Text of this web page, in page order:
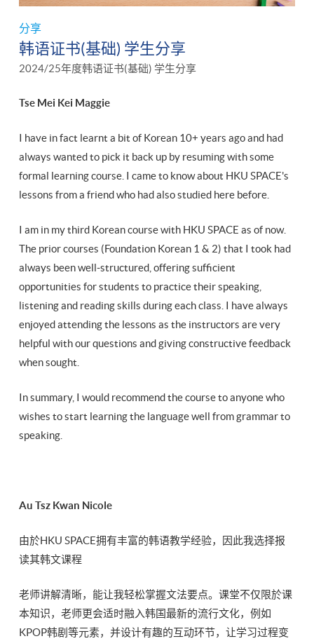
分享
韩语证书(基础) 学生分享
2024/25年度韩语证书(基础) 学生分享
Tse Mei Kei Maggie
I have in fact learnt a bit of Korean 10+ years ago and had
always wanted to pick it back up by resuming with some
formal learning course. I came to know about HKU SPACE's
lessons from a friend who had also studied here before.
I am in my third Korean course with HKU SPACE as of now.
The prior courses (Foundation Korean 1 & 2) that I took had
always been well-structured, offering sufficient
opportunities for students to practice their speaking,
listening and reading skills during each class. I have always
enjoyed attending the lessons as the instructors are very
helpful with our questions and giving constructive feedback
when sought.
In summary, I would recommend the course to anyone who
wishes to start learning the language well from grammar to
speaking.
Au Tsz Kwan Nicole
由於HKU SPACE拥有丰富的韩语教学经验，因此我选择报
读其韩文课程
老师讲解清晰，能让我轻松掌握文法要点。课堂不仅限於课
本知识，老师更会适时融入韩国最新的流行文化，例如
KPOP韩剧等元素，并设计有趣的互动环节，让学习过程变